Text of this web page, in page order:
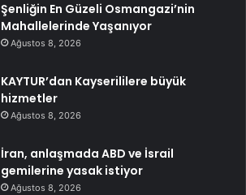
Şenliğin En Güzeli Osmangazi’nin
Mahallelerinde Yaşanıyor
Ağustos 8, 2026
KAYTUR’dan Kayserililere büyük
hizmetler
Ağustos 8, 2026
İran, anlaşmada ABD ve İsrail
gemilerine yasak istiyor
Ağustos 8, 2026